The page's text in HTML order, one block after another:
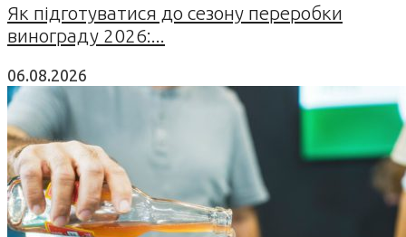
Як підготуватися до сезону переробки
винограду 2026:...
06.08.2026